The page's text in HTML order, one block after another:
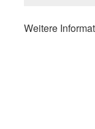
Weitere